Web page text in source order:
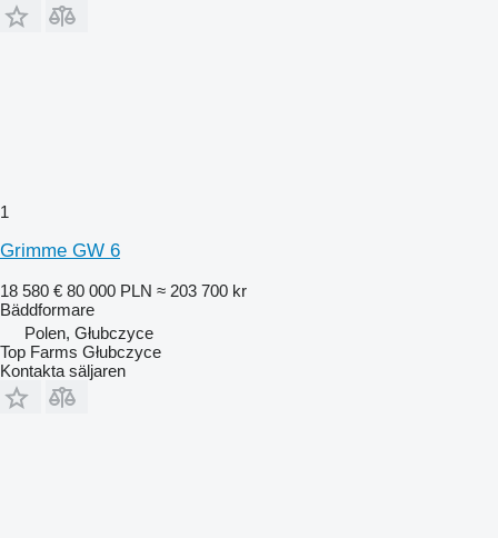
1
Grimme GW 6
18 580 € 80 000 PLN ≈ 203 700 kr
Bäddformare
Polen, Głubczyce
Top Farms Głubczyce
Kontakta säljaren